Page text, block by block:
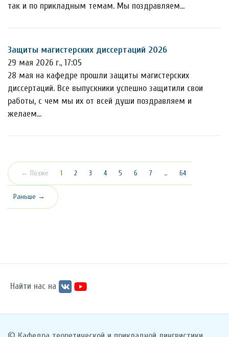
так и по прикладным темам. Мы поздравляем…
Защиты магистерских диссертаций 2026
29 мая 2026 г., 17:05
28 мая на кафедре прошли защиты магистерских
диссертаций. Все выпускники успешно защитили свои
работы, с чем мы их от всей души поздравляем и
желаем…
← Позже 1 (текущая)
2 3 4 5 6 7 … 64
Раньше →
Найти нас на